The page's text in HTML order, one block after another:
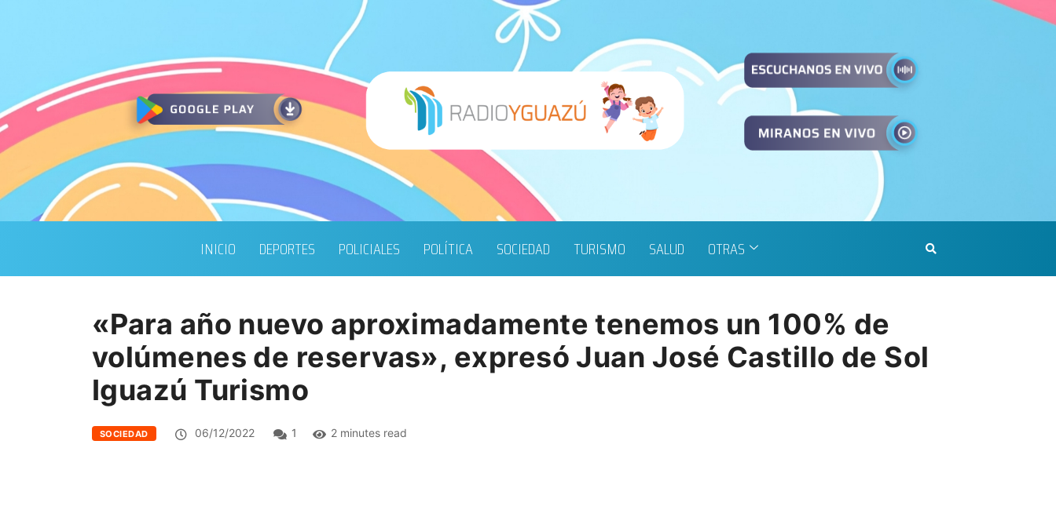
INICIO DEPORTES POLICIALES POLÍTICA SOCIEDAD TURISMO SALUD OTRAS
«Para año nuevo aproximadamente tenemos un 100% de
volúmenes de reservas», expresó Juan José Castillo de Sol
Iguazú Turismo
SOCIEDAD 06/12/2022 1 2 minutes read